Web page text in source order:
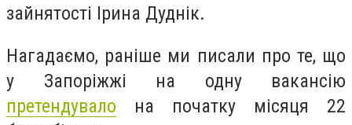
зайнятості Ірина Дуднік.
Нагадаємо, раніше ми писали про те, що
у Запоріжжі на одну вакансію
претендувало на початку місяця 22